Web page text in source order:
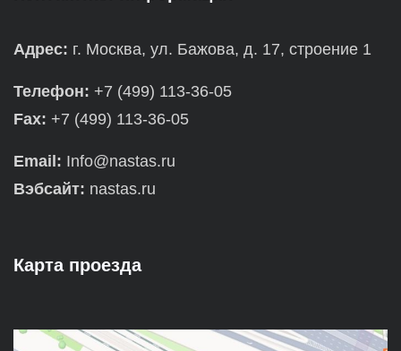
Адрес: г. Москва, ул. Бажова, д. 17, строение 1
Телефон: +7 (499) 113-36-05
Fax: +7 (499) 113-36-05
Email: Info@nastas.ru
Вэбсайт: nastas.ru
Карта проезда